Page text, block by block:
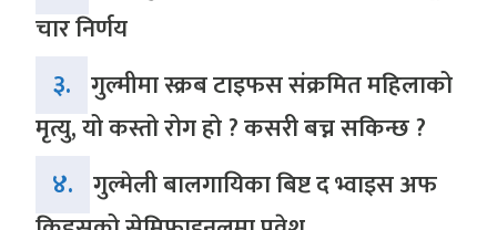
चार निर्णय
३. गुल्मीमा स्क्रब टाइफस संक्रमित महिलाको
मृत्यु, यो कस्तो रोग हो ? कसरी बच्न सकिन्छ ?
४. गुल्मेली बालगायिका बिष्ट द भ्वाइस अफ